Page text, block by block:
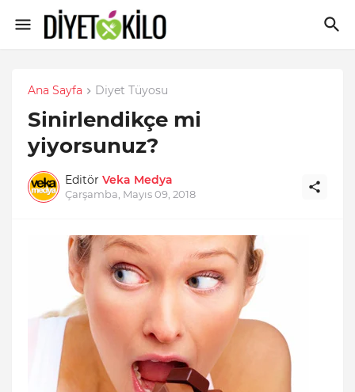
Ana Sayfa Diyet Tüyosu
Sinirlendikçe mi
yiyorsunuz?
Editör Veka Medya
Çarşamba, Mayıs 09, 2018